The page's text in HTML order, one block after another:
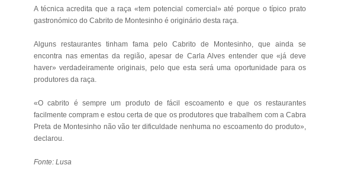
A técnica acredita que a raça «tem potencial comercial» até porque o típico prato
gastronómico do Cabrito de Montesinho é originário desta raça.
Alguns restaurantes tinham fama pelo Cabrito de Montesinho, que ainda se
encontra nas ementas da região, apesar de Carla Alves entender que «já deve
haver» verdadeiramente originais, pelo que esta será uma oportunidade para os
produtores da raça.
«O cabrito é sempre um produto de fácil escoamento e que os restaurantes
facilmente compram e estou certa de que os produtores que trabalhem com a Cabra
Preta de Montesinho não vão ter dificuldade nenhuma no escoamento do produto»,
declarou.
Fonte: Lusa